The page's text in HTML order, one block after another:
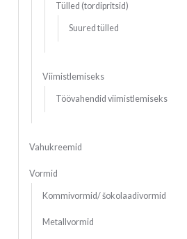
Tülled (tordipritsid)
Suured tülled
Viimistlemiseks
Töövahendid viimistlemiseks
Vahukreemid
Vormid
Kommivormid/ šokolaadivormid
Metallvormid